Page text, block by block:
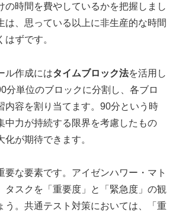
の時間を費やしているかを把握しまし
は、思っている以上に非生産的な時間
ずです。
ル作成にはタイムブロック法を活用し
分単位のブロックに分割し、各ブロ
内容を割り当てます。90分という時
中力が持続する限界を考慮したもの
が期待できます。
要な要素です。アイゼンハワー・マト
タスクを「重要度」と「緊急度」の観
う。共通テスト対策においては、「重